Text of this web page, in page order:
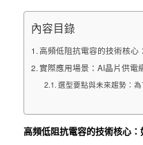
內容目錄
高頻低阻抗電容的技術核心
實際應用場景：AI晶片供電
選型要點與未來趨勢：
高頻低阻抗電容的技術核心